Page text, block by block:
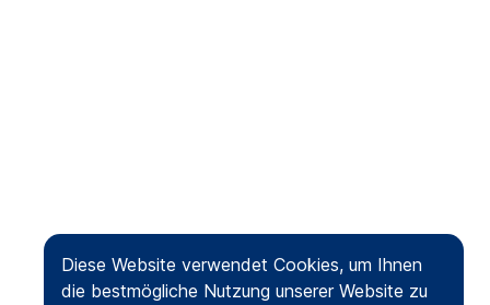
Diese Website verwendet Cookies, um Ihnen
die bestmögliche Nutzung unserer Website zu